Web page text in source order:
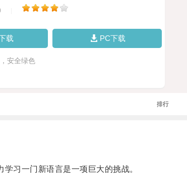
载 PC下载
安全绿色
排行
习一门新语言是一项巨大的挑战。